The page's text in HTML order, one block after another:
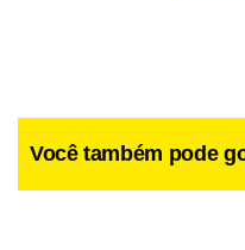
Você também pode